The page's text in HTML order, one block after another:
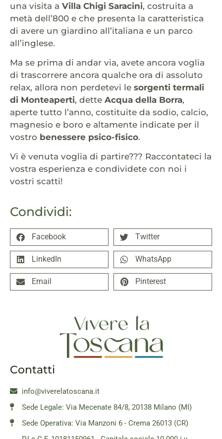
Condividi:
Facebook Twitter
LinkedIn WhatsApp
Email Pinterest
una visita a Villa Chigi Saracini, costruita a
metà dell’800 e che presenta la caratteristica
di avere un giardino all’italiana e un parco
all’inglese.
Ma se prima di andar via, avete ancora voglia
di trascorrere ancora qualche ora di assoluto
relax, allora non perdetevi le sorgenti termali
di Monteaperti, dette Acqua della Borra,
aperte tutto l’anno, costituite da sodio, calcio,
magnesio e boro e altamente indicate per il
vostro benessere psico-fisico.
Vi è venuta voglia di partire??? Raccontateci la
vostra esperienza e condividete con noi i
vostri scatti!
Contatti
info@viverelatoscana.it
Sede Legale: Via Mecenate 84/8, 20138 Milano (MI)
Sede Operativa: Via Manzoni 6 - Crema 26013 (CR)